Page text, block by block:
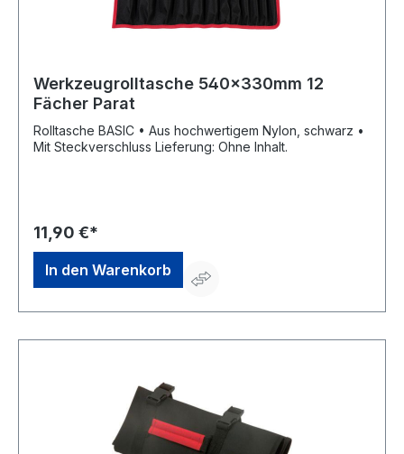
Werkzeugrolltasche 540x330mm 12
Fächer Parat
Rolltasche BASIC • Aus hochwertigem Nylon, schwarz •
Mit Steckverschluss Lieferung: Ohne Inhalt.
11,90 €*
In den Warenkorb